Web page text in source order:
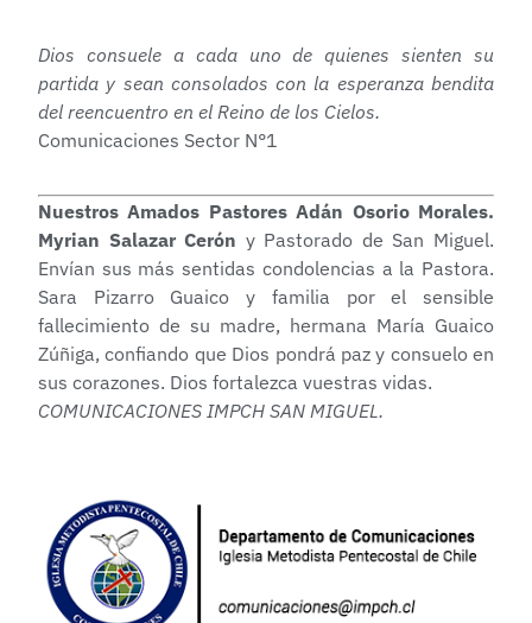
Dios consuele a cada uno de quienes sienten su
partida y sean consolados con la esperanza bendita
del reencuentro en el Reino de los Cielos.
Comunicaciones Sector N°1
Nuestros Amados Pastores Adán Osorio Morales.
Myrian Salazar Cerón y Pastorado de San Miguel.
Envían sus más sentidas condolencias a la Pastora.
Sara Pizarro Guaico y familia por el sensible
fallecimiento de su madre, hermana María Guaico
Zúñiga, confiando que Dios pondrá paz y consuelo en
sus corazones. Dios fortalezca vuestras vidas.
COMUNICACIONES IMPCH SAN MIGUEL.